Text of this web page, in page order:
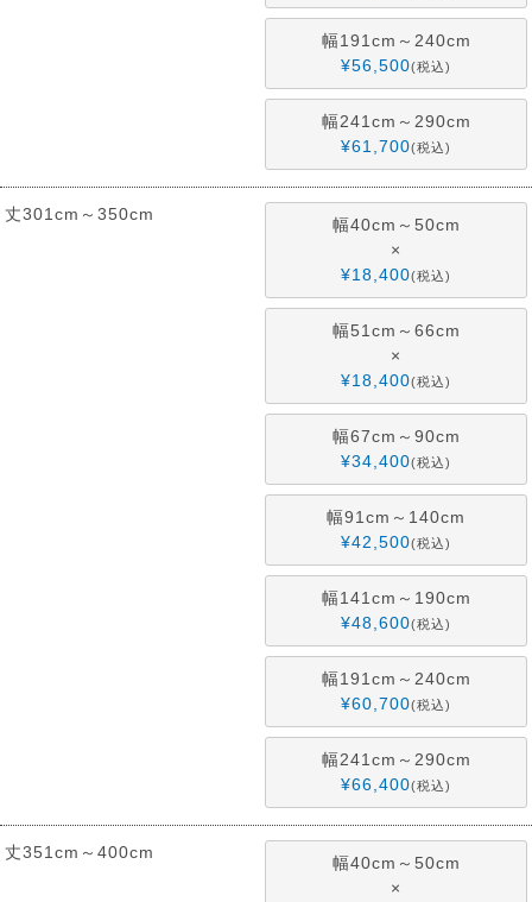
幅191cm～240cm
¥56,500 税込
幅241cm～290cm
¥61,700 税込
丈301cm～350cm
幅40cm～50cm
×
¥18,400 税込
幅51cm～66cm
×
¥18,400 税込
幅67cm～90cm
¥34,400 税込
幅91cm～140cm
¥42,500 税込
幅141cm～190cm
¥48,600 税込
幅191cm～240cm
¥60,700 税込
幅241cm～290cm
¥66,400 税込
丈351cm～400cm
幅40cm～50cm
×